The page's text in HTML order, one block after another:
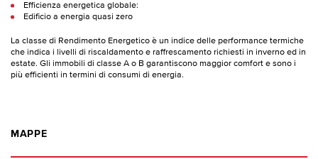
Efficienza energetica globale:
Edificio a energia quasi zero
La classe di Rendimento Energetico è un indice delle performance termiche
che indica i livelli di riscaldamento e raffrescamento richiesti in inverno ed in
estate. Gli immobili di classe A o B garantiscono maggior comfort e sono i
più efficienti in termini di consumi di energia.
MAPPE